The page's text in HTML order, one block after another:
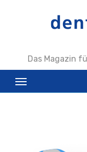
Das Magazin